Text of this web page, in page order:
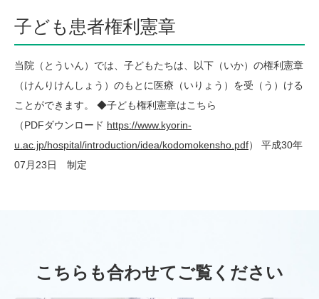
子ども患者権利憲章
当院（とういん）では、子どもたちは、以下（いか）の権利憲章
（けんりけんしょう）のもとに医療（いりょう）を受（う）ける
ことができます。 ◆子ども権利憲章はこちら
（PDFダウンロード https://www.kyorin-
u.ac.jp/hospital/introduction/idea/kodomokensho.pdf） 平成30年
07月23日 制定
こちらも合わせてご覧ください